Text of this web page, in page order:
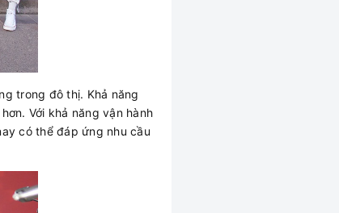
trong đô thị. Khả năng
Với khả năng vận hành
có thể đáp ứng nhu cầu